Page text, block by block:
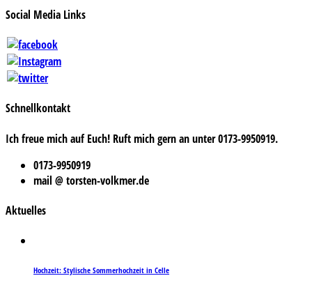
Social Media Links
Schnellkontakt
Ich freue mich auf Euch! Ruft mich gern an unter 0173-9950919.
0173-9950919
mail @ torsten-volkmer.de
Aktuelles
Hochzeit: Stylische Sommerhochzeit in Celle